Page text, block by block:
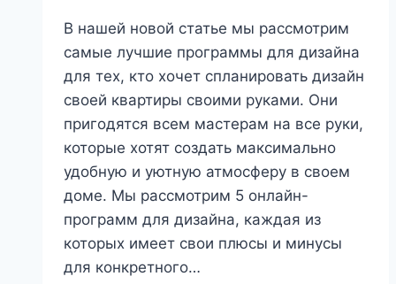
В нашей новой статье мы рассмотрим
самые лучшие программы для дизайна
для тех, кто хочет спланировать дизайн
своей квартиры своими руками. Они
пригодятся всем мастерам на все руки,
которые хотят создать максимально
удобную и уютную атмосферу в своем
доме. Мы рассмотрим 5 онлайн-
программ для дизайна, каждая из
которых имеет свои плюсы и минусы
для конкретного…